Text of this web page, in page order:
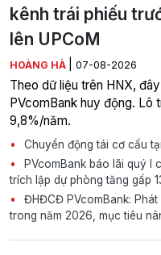
kênh trái phiếu
lên UPCoM
HOÀNG HÀ 07-08-2026
Theo dữ liệu trên HNX,
PVcomBank huy động. Lô
9,8%/năm.
Chuyển động tái cơ cấu
PVcomBank báo lãi quý I
trích lập dự phòng tăng gấp
ĐHĐCĐ PVcomBank:
trong năm 2026, mục tiêu